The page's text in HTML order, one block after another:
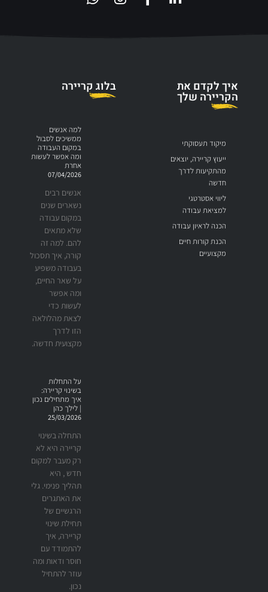
איך לקדם את
הקריירה שלך
מיקוד תעסוקתי
ייעוץ קריירה, יוצאים
מהתקיעות לדרך
חדשה
ליווי אסטרטגי
למציאת עבודה
הכנה לראיון עבודה
הכנת קורות חיים
מקצועיים
בלוג קריירה
למה אנשים
ממשיכים לסבול
במקום העבודה
ומה אפשר לעשות
אחרת
07/04/2026
אנשים רבים
נשארים שנים
במקום עבודה
שלא מתאים
להם. למה זה
קורה, איך תסכול
בעבודה משפיע
על שאר החיים,
ומה אפשר
לעשות כדי
לצאת מהלולאה
הזו לדרך
מקצועית חדשה.
על התחלות
בשינוי קריירה:
איך מתחילים נכון
| לילך כהן
25/03/2026
התחלה בשינוי
קריירה היא לא
רק מעבר למקום
חדש , היא
תהליך פנימי. גלי
את האתגרים
הרגשיים של
תחילת שינוי
קריירה, איך
להתמודד עם
חוסר ודאות ומה
עוזר להתחיל
נכון.